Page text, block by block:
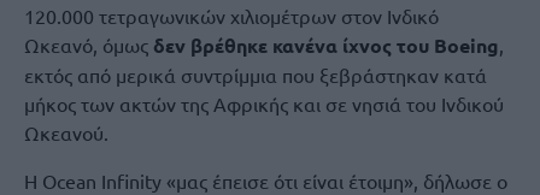
120.000 τετραγωνικών χιλιομέτρων στον Ινδικό
Ωκεανό, όμως δεν βρέθηκε κανένα ίχνος του Boeing,
εκτός από μερικά συντρίμμια που ξεβράστηκαν κατά
μήκος των ακτών της Αφρικής και σε νησιά του Ινδικού
Ωκεανού.
Η Ocean Infinity «μας έπεισε ότι είναι έτοιμη», δήλωσε ο